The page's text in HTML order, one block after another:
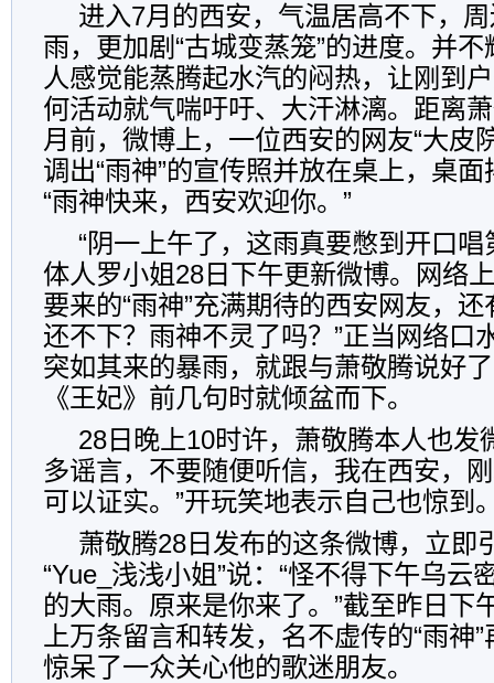
进入7月的西安，气温居高不下，
雨，更加剧“古城变蒸笼”的进度。并
人感觉能蒸腾起水汽的闷热，让刚到
何活动就气喘吁吁、大汗淋漓。距离
月前，微博上，一位西安的网友“大皮
调出“雨神”的宣传照并放在桌上，桌
“雨神快来，西安欢迎你。”
“阴一上午了，这雨真要憋到开口唱
体人罗小姐28日下午更新微博。网络
要来的“雨神”充满期待的西安网友，
还不下？雨神不灵了吗？”正当网络口
突如其来的暴雨，就跟与萧敬腾说好
《王妃》前几句时就倾盆而下。
28日晚上10时许，萧敬腾本人也发
多谣言，不要随便听信，我在西安，
可以证实。”开玩笑地表示自己也惊到
萧敬腾28日发布的这条微博，立即
“Yue_浅浅小姐”说：“怪不得下午乌云
的大雨。原来是你来了。”截至昨日下
上万条留言和转发，名不虚传的“雨神
惊呆了一众关心他的歌迷朋友。